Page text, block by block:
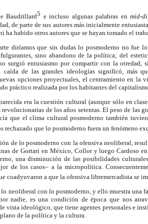
Baudrillard5 e incluso algunas palabras enmid-
de parte de sus autores más inicialmente
ha habido otros autores que se hayan tomado el
diríamos que sin dudas lo posmoderno no fue
sino abandono de la política; del
surgió entusiasmo por compartir con la
caída de las grandes ideologías significó, más
opciones proyectuales, el centramiento en la
práctico realizada por los habitantes del
era la cuestión cultural (aunque sólo en
de los años setentas. El peso de las
que el clima cultural posmoderno también
rechazado que lo posmoderno fuera un fenómeno
de lo posmoderno con la ofensiva neoliberal,
de Gortari en México, Collor y luego Cardoso
una disminución de las posibilidades
de los casos– a la micropolítica.
coadyuvaron a que la ofensiva libremercadista se
neoliberal con lo posmoderno, y ello muestra una
nadie, es una condición de época que nos
vista ideológico, que tiene agentes personales e
de la política y la cultura.